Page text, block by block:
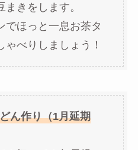
きをします。
でほっと一息お茶タ
べりしましょう！
ん作り（1月延期